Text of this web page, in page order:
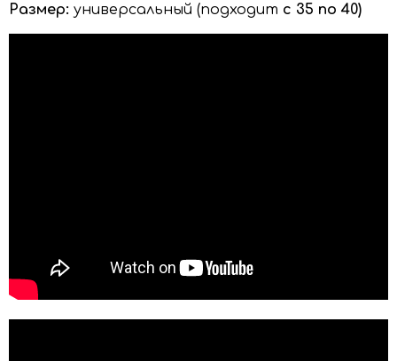
Размер: универсальный (подходит с 35 по 40)